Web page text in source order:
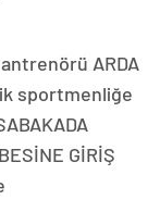
ARDA
sportmenliğe
GİRİŞ